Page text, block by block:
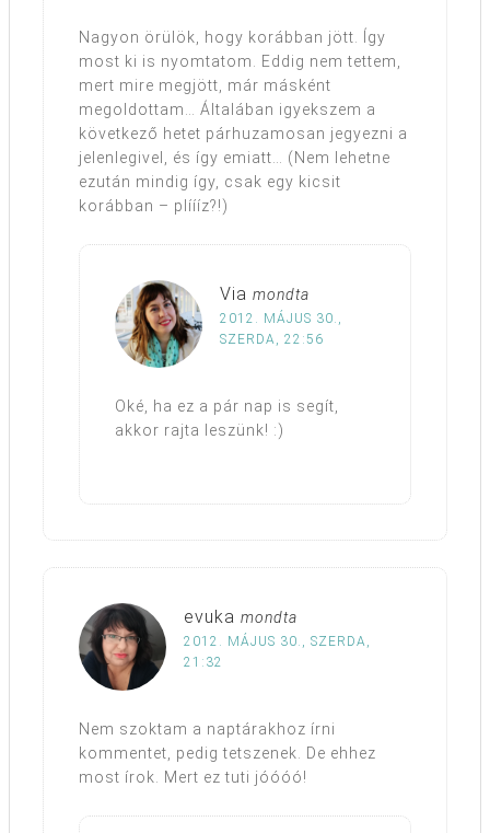
Nagyon örülök, hogy korábban jött. Így
most ki is nyomtatom. Eddig nem tettem,
mert mire megjött, már másként
megoldottam… Általában igyekszem a
következő hetet párhuzamosan jegyezni a
jelenlegivel, és így emiatt… (Nem lehetne
ezután mindig így, csak egy kicsit
korábban – plíííz?!)
Via mondta
2012. MÁJUS 30.,
SZERDA, 22:56
Oké, ha ez a pár nap is segít,
akkor rajta leszünk! :)
evuka mondta
2012. MÁJUS 30., SZERDA,
21:32
Nem szoktam a naptárakhoz írni
kommentet, pedig tetszenek. De ehhez
most írok. Mert ez tuti jóóóó!